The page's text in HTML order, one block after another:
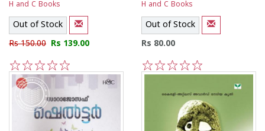
H and C Books
Out of Stock
Rs 150.00 Rs 139.00
5
4
3
2
1
H and C Books
Out of Stock
Rs 80.00
5
4
3
2
1